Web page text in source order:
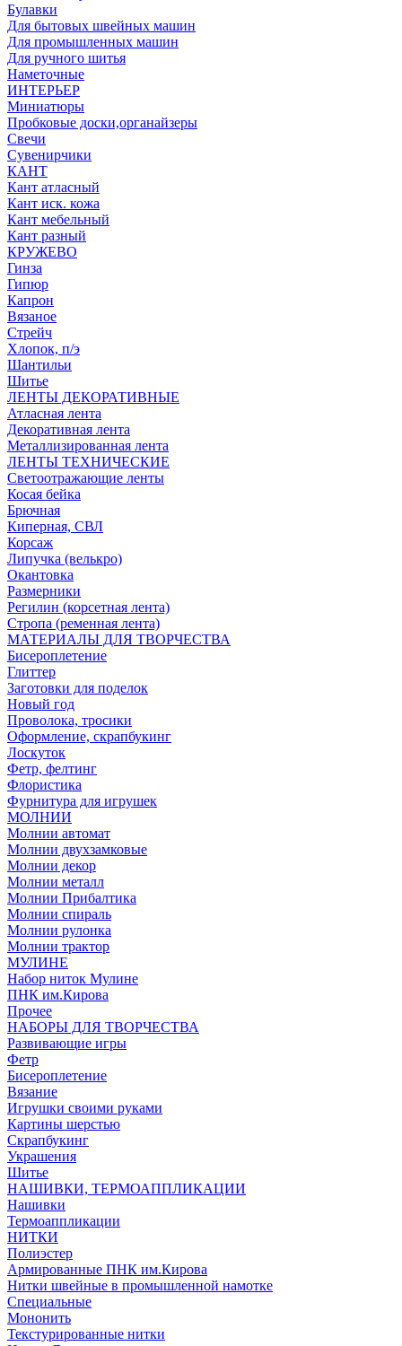
Булавки
Для бытовых швейных машин
Для промышленных машин
Для ручного шитья
Наметочные
ИНТЕРЬЕР
Миниатюры
Пробковые доски,органайзеры
Свечи
Сувенирчики
КАНТ
Кант атласный
Кант иск. кожа
Кант мебельный
Кант разный
КРУЖЕВО
Гинза
Гипюр
Капрон
Вязаное
Стрейч
Хлопок, п/э
Шантильи
Шитье
ЛЕНТЫ ДЕКОРАТИВНЫЕ
Атласная лента
Декоративная лента
Металлизированная лента
ЛЕНТЫ ТЕХНИЧЕСКИЕ
Светоотражающие ленты
Косая бейка
Брючная
Киперная, СВЛ
Корсаж
Липучка (велькро)
Окантовка
Размерники
Регилин (корсетная лента)
Стропа (ременная лента)
МАТЕРИАЛЫ ДЛЯ ТВОРЧЕСТВА
Бисероплетение
Глиттер
Заготовки для поделок
Новый год
Проволока, тросики
Оформление, скрапбукинг
Лоскуток
Фетр, фелтинг
Флористика
Фурнитура для игрушек
МОЛНИИ
Молнии автомат
Молнии двухзамковые
Молнии декор
Молнии металл
Молнии Прибалтика
Молнии спираль
Молнии рулонка
Молнии трактор
МУЛИНЕ
Набор ниток Мулине
ПНК им.Кирова
Прочее
НАБОРЫ ДЛЯ ТВОРЧЕСТВА
Развивающие игры
Фетр
Бисероплетение
Вязание
Игрушки своими руками
Картины шерстью
Скрапбукинг
Украшения
Шитье
НАШИВКИ, ТЕРМОАППЛИКАЦИИ
Нашивки
Термоаппликации
НИТКИ
Полиэстер
Армированные ПНК им.Кирова
Нитки швейные в промышленной намотке
Специальные
Мононить
Текстурированные нитки